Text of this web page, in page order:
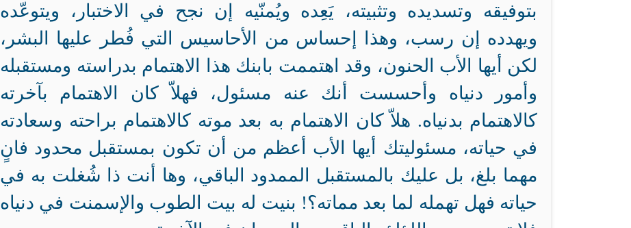
بتوفيقه وتسديده وتثبيته، يَعِده ويُمنّيه إن نجح في الاختبار، ويتوعّده
ويهدده إن رسب، وهذا إحساس من الأحاسيس التي فُطر عليها البشر،
لكن أيها الأب الحنون، وقد اهتممت بابنك هذا الاهتمام بدراسته ومستقبله
وأمور دنياه وأحسست أنك عنه مسئول، فهلاّ كان الاهتمام بآخرته
كالاهتمام بدنياه. هلاّ كان الاهتمام به بعد موته كالاهتمام براحته وسعادته
في حياته، مسئوليتك أيها الأب أعظم من أن تكون بمستقبل محدود فانٍ
مهما بلغ، بل عليك بالمستقبل الممدود الباقي، وها أنت ذا شُغلت به في
حياته فهل تهمله لما بعد مماته؟! بنيت له بيت الطوب والإسمنت في دنياه